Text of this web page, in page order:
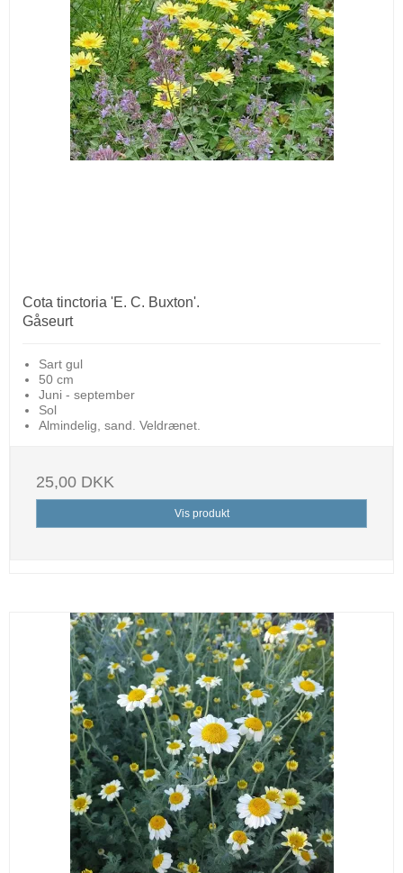
Cota tinctoria 'E. C. Buxton'.
Gåseurt
Sart gul
50 cm
Juni - september
Sol
Almindelig, sand. Veldrænet.
25,00 DKK
Vis produkt